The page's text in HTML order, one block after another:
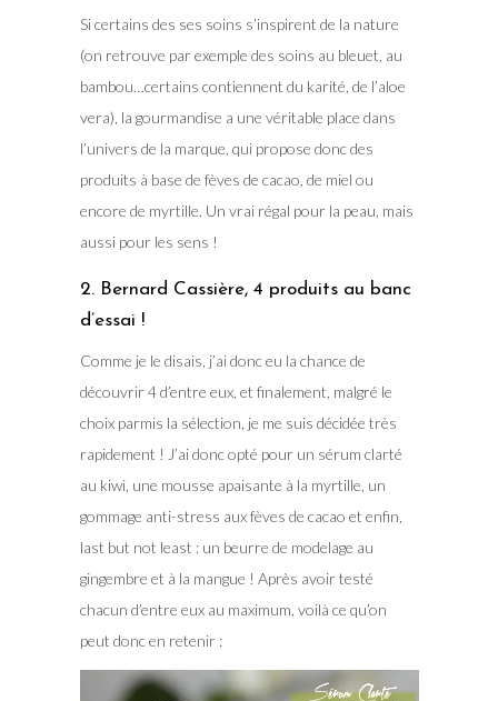
Si certains des ses soins s’inspirent de la nature
(on retrouve par exemple des soins au bleuet, au
bambou…certains contiennent du karité, de l’aloe
vera), la gourmandise a une véritable place dans
l’univers de la marque, qui propose donc des
produits à base de fèves de cacao, de miel ou
encore de myrtille. Un vrai régal pour la peau, mais
aussi pour les sens !
2. Bernard Cassière, 4 produits au banc
d’essai !
Comme je le disais, j’ai donc eu la chance de
découvrir 4 d’entre eux, et finalement, malgré le
choix parmis la sélection, je me suis décidée très
rapidement ! J’ai donc opté pour un sérum clarté
au kiwi, une mousse apaisante à la myrtille, un
gommage anti-stress aux fèves de cacao et enfin,
last but not least : un beurre de modelage au
gingembre et à la mangue ! Après avoir testé
chacun d’entre eux au maximum, voilà ce qu’on
peut donc en retenir :